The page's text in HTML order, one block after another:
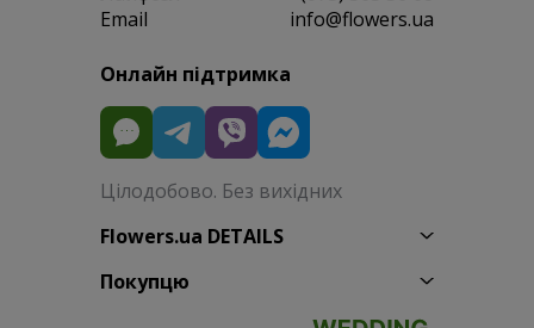
Email
info@flowers.ua
Онлайн підтримка
Цілодобово. Без вихідних
Flowers.ua DETAILS
Покупцю